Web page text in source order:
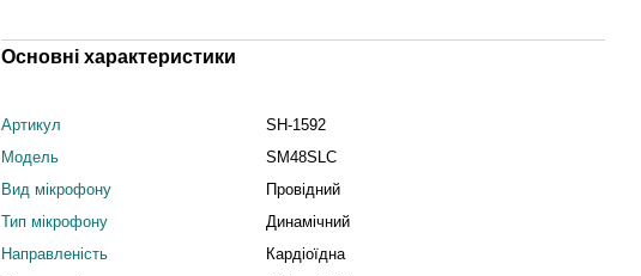
Основні характеристики
Артикул
SH-1592
Модель
SM48SLC
Вид мікрофону
Провідний
Тип мікрофону
Динамічний
Направленість
Кардіоїдна